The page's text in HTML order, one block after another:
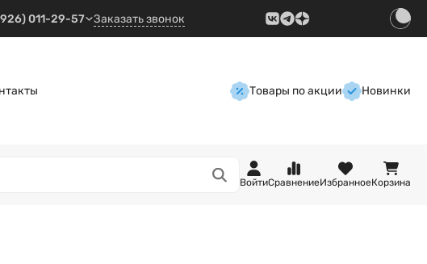
011-29-57 Заказать звонок
Товары по акции Новинки
ВойтиСравнениеИзбранноеКорзина